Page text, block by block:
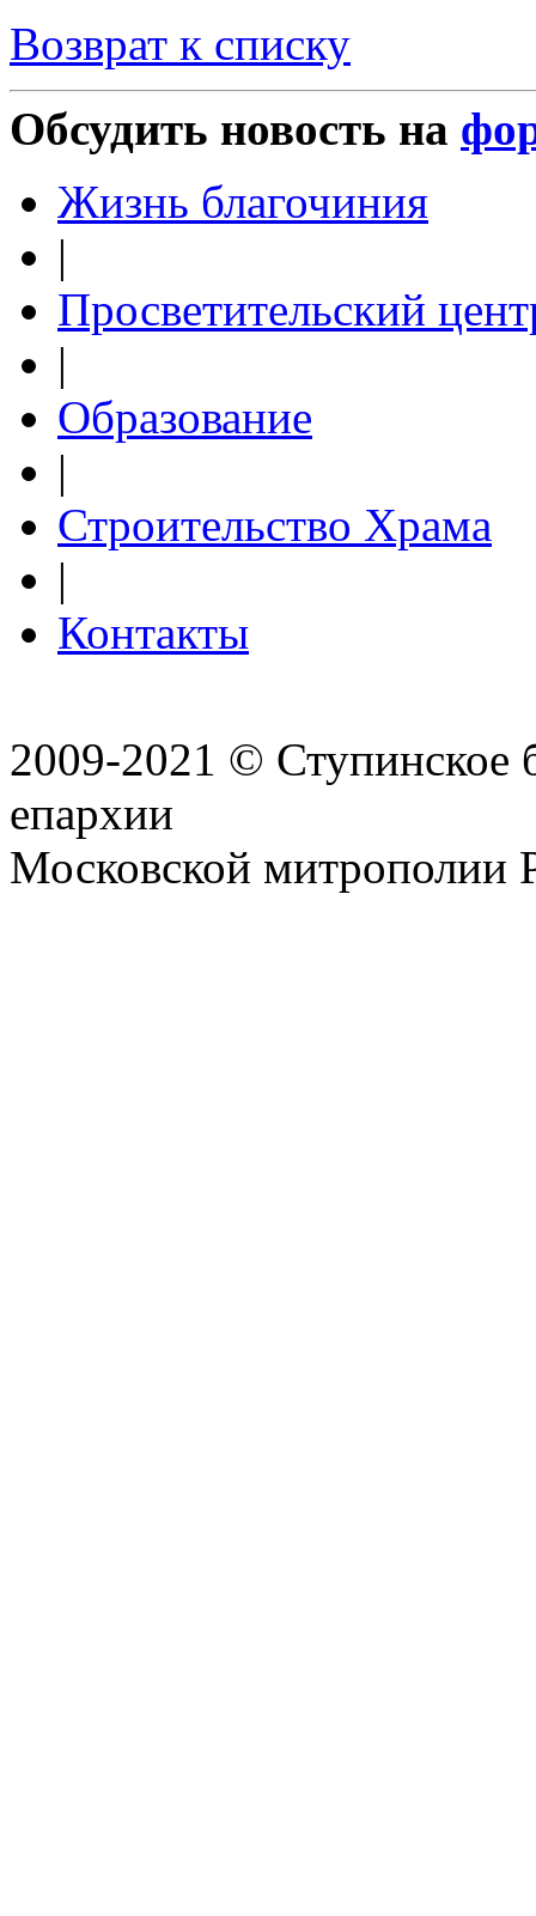
Возврат к списку
Обсудить новость на
Жизнь благочиния
|
Просветительский
|
Образование
|
Строительство Храма
|
Контакты
2009-2021 © Ступинское
епархии
Московской митрополии